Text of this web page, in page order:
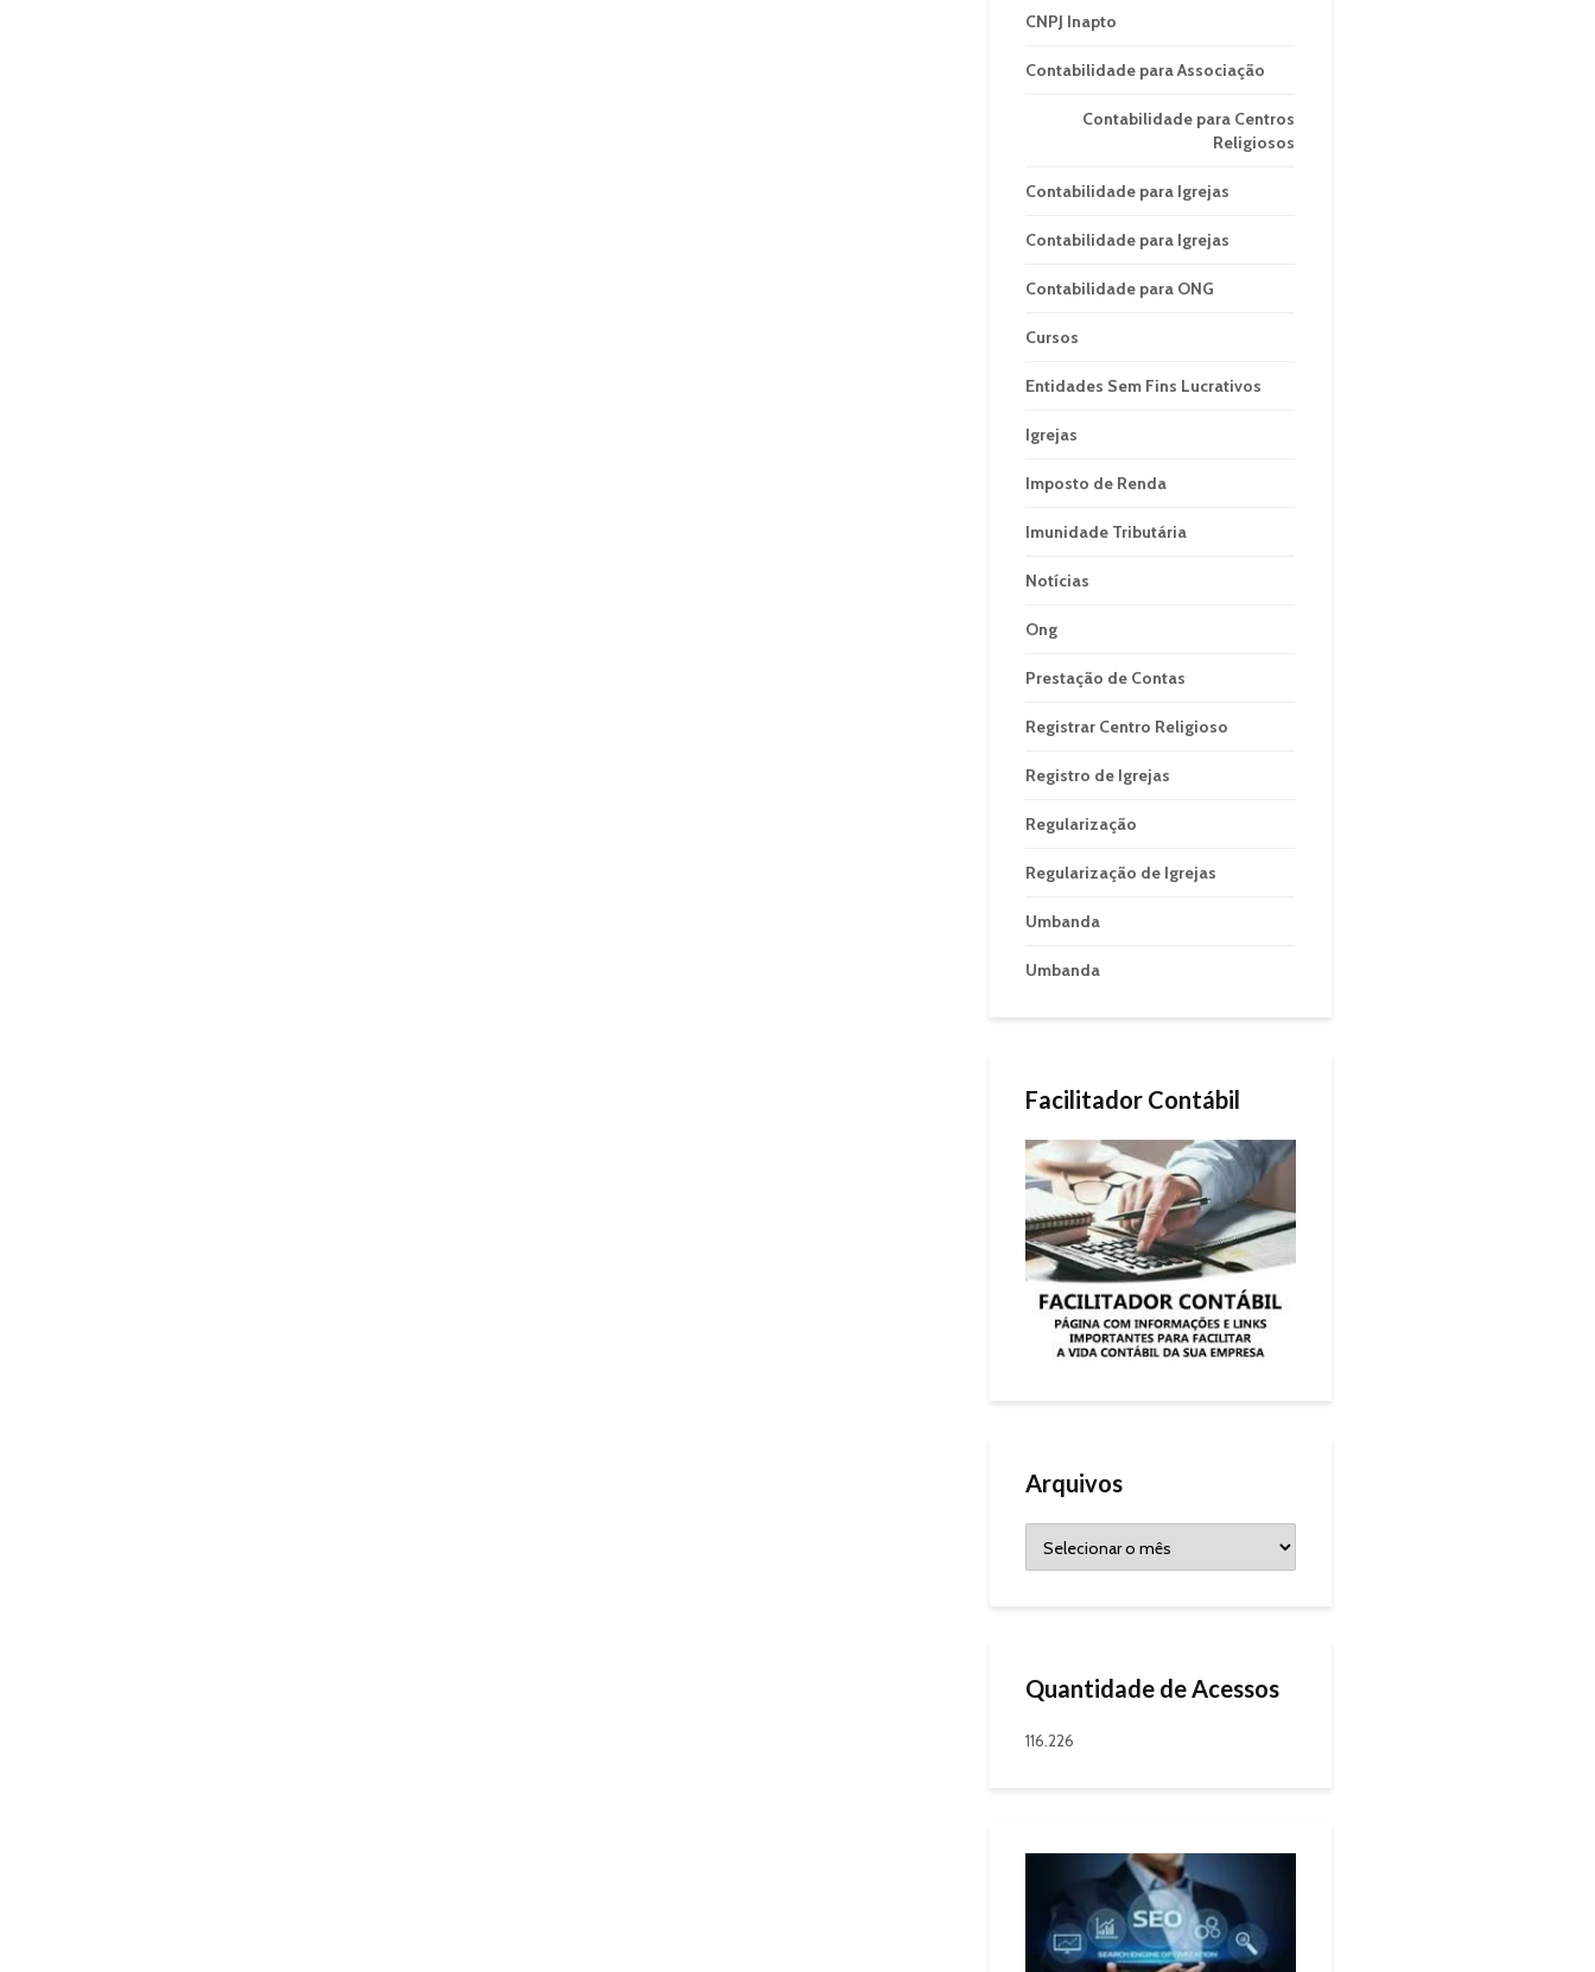
CNPJ Inapto
Contabilidade para Associação
Contabilidade para Centros
Religiosos
Contabilidade para Igrejas
Contabilidade para Igrejas
Contabilidade para ONG
Cursos
Entidades Sem Fins Lucrativos
Igrejas
Imposto de Renda
Imunidade Tributária
Notícias
Ong
Prestação de Contas
Registrar Centro Religioso
Registro de Igrejas
Regularização
Regularização de Igrejas
Umbanda
Umbanda
Facilitador Contábil
Arquivos
Quantidade de Acessos
116.226